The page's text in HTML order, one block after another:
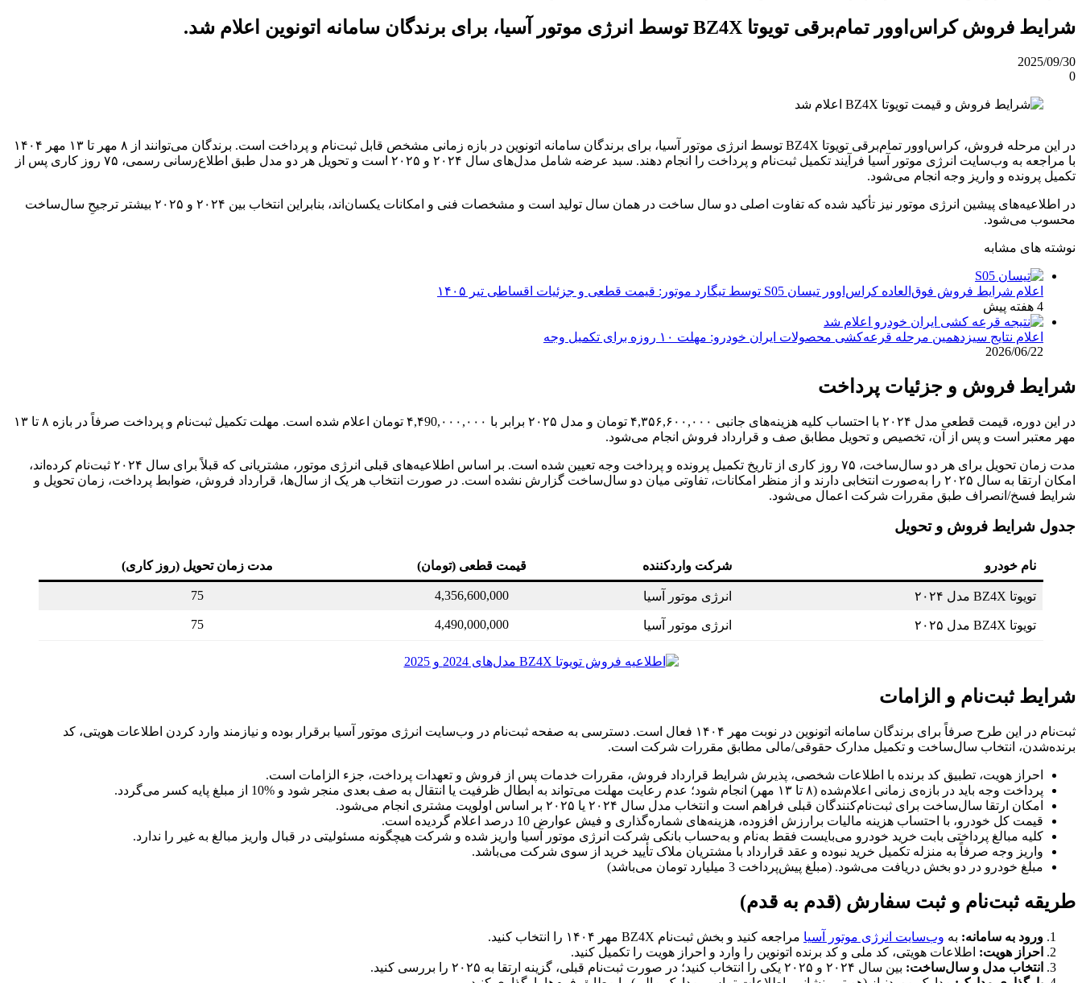
شرایط فروش کراس‌اوور تمام‌برقی تویوتا BZ4X توسط انرژی موتور آسیا، برای برندگان سامانه اتونوین اعلام شد.
2025/09/30
0
در این مرحله فروش، کراس‌اوور تمام‌برقی تویوتا BZ4X توسط انرژی موتور آسیا، برای برندگان سامانه اتونوین در بازه زمانی مشخص قابل ثبت‌نام و پرداخت است. برندگان می‌توانند از ۸ مهر تا ۱۳ مهر ۱۴۰۴
با مراجعه به وب‌سایت انرژی موتور آسیا فرآیند تکمیل ثبت‌نام و پرداخت را انجام دهند. سبد عرضه شامل مدل‌های سال ۲۰۲۴ و ۲۰۲۵ است و تحویل هر دو مدل طبق اطلاع‌رسانی رسمی، ۷۵ روز کاری پس از
تکمیل پرونده و واریز وجه انجام می‌شود.
در اطلاعیه‌های پیشین انرژی موتور نیز تأکید شده که تفاوت اصلی دو سال ساخت در همان سال تولید است و مشخصات فنی و امکانات یکسان‌اند، بنابراین انتخاب بین ۲۰۲۴ و ۲۰۲۵ بیشتر ترجیحِ سال‌ساخت
محسوب می‌شود.
نوشته های مشابه
اعلام شرایط فروش فوق‌العاده کراس‌اوور تیسان S05 توسط تیگارد موتور: قیمت قطعی و جزئیات اقساطی تیر ۱۴۰۵
4 هفته پیش
اعلام نتایج سیزدهمین مرحله قرعه‌کشی محصولات ایران خودرو: مهلت ۱۰ روزه برای تکمیل وجه
2026/06/22
شرایط فروش و جزئیات پرداخت
در این دوره، قیمت قطعی مدل ۲۰۲۴ با احتساب کلیه هزینه‌های جانبی ۴,۳۵۶,۶۰۰,۰۰۰ تومان و مدل ۲۰۲۵ برابر با ۴,۴90,۰۰۰,۰۰۰ تومان اعلام شده است. مهلت تکمیل ثبت‌نام و پرداخت صرفاً در بازه ۸ تا ۱۳
مهر معتبر است و پس از آن، تخصیص و تحویل مطابق صف و قرارداد فروش انجام می‌شود.
مدت زمان تحویل برای هر دو سال‌ساخت، ۷۵ روز کاری از تاریخ تکمیل پرونده و پرداخت وجه تعیین شده است. بر اساس اطلاعیه‌های قبلی انرژی موتور، مشتریانی که قبلاً برای سال ۲۰۲۴ ثبت‌نام کرده‌اند،
امکان ارتقا به سال ۲۰۲۵ را به‌صورت انتخابی دارند و از منظر امکانات، تفاوتی میان دو سال‌ساخت گزارش نشده است. در صورت انتخاب هر یک از سال‌ها، قرارداد فروش، ضوابط پرداخت، زمان تحویل و
شرایط فسخ/انصراف طبق مقررات شرکت اعمال می‌شود.
جدول شرایط فروش و تحویل
نام خودرو شرکت واردکننده قیمت قطعی (تومان) مدت زمان تحویل (روز کاری)
تویوتا BZ4X مدل ۲۰۲۴ انرژی موتور آسیا 4,356,600,000
75
تویوتا BZ4X مدل ۲۰۲۵ انرژی موتور آسیا 4,490,000,000
75
شرایط ثبت‌نام و الزامات
ثبت‌نام در این طرح صرفاً برای برندگان سامانه اتونوین در نوبت مهر ۱۴۰۴ فعال است. دسترسی به صفحه ثبت‌نام در وب‌سایت انرژی موتور آسیا برقرار بوده و نیازمند وارد کردن اطلاعات هویتی، کد
برنده‌شدن، انتخاب سال‌ساخت و تکمیل مدارک حقوقی/مالی مطابق مقررات شرکت است.
احراز هویت، تطبیق کد برنده با اطلاعات شخصی، پذیرش شرایط قرارداد فروش، مقررات خدمات پس از فروش و تعهدات پرداخت، جزء الزامات است.
پرداخت وجه باید در بازه‌ی زمانی اعلام‌شده (۸ تا ۱۳ مهر) انجام شود؛ عدم رعایت مهلت می‌تواند به ابطال ظرفیت یا انتقال به صف بعدی منجر شود و %10 از مبلغ پایه کسر می‌گردد.
امکان ارتقا سال‌ساخت برای ثبت‌نام‌کنندگان قبلی فراهم است و انتخاب مدل سال ۲۰۲۴ یا ۲۰۲۵ بر اساس اولویت مشتری انجام می‌شود.
قیمت کل خودرو، با احتساب هزینه مالیات برارزش افزوده، هزینه‌های شماره‌گذاری و فیش عوارض 10 درصد اعلام گردیده است.
کلیه مبالغ پرداختی بابت خرید خودرو می‌بایست فقط به‌نام و به‌حساب بانکی شرکت انرژی موتور آسیا واریز شده و شرکت هیچگونه مسئولیتی در قبال واریز مبالغ به غیر را ندارد.
واریز وجه صرفاً به منزله تکمیل خرید نبوده و عقد قرارداد با مشتریان ملاک تأیید خرید از سوی شرکت می‌باشد.
مبلغ خودرو در دو بخش دریافت می‌شود. (مبلغ پیش‌پرداخت 3 میلیارد تومان می‌باشد)
طریقه ثبت‌نام و ثبت سفارش (قدم به قدم)
ورود به سامانه: به وب‌سایت انرژی موتور آسیا مراجعه کنید و بخش ثبت‌نام BZ4X مهر ۱۴۰۴ را انتخاب کنید.
احراز هویت: اطلاعات هویتی، کد ملی و کد برنده اتونوین را وارد و احراز هویت را تکمیل کنید.
انتخاب مدل و سال‌ساخت: بین سال ۲۰۲۴ و ۲۰۲۵ یکی را انتخاب کنید؛ در صورت ثبت‌نام قبلی، گزینه ارتقا به ۲۰۲۵ را بررسی کنید.